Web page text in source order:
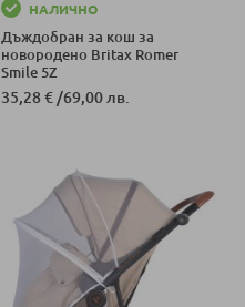
НАЛИЧНО
Дъждобран за кош за
новородено Britax Romer
Smile 5Z
35,28 € /69,00 лв.